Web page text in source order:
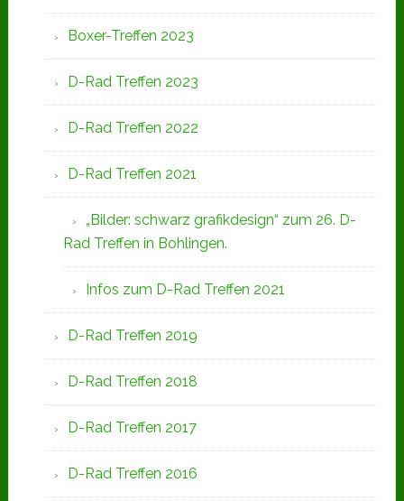
Boxer-Treffen 2023
D-Rad Treffen 2023
D-Rad Treffen 2022
D-Rad Treffen 2021
„Bilder: schwarz grafikdesign“ zum 26. D-
Rad Treffen in Bohlingen.
Infos zum D-Rad Treffen 2021
D-Rad Treffen 2019
D-Rad Treffen 2018
D-Rad Treffen 2017
D-Rad Treffen 2016